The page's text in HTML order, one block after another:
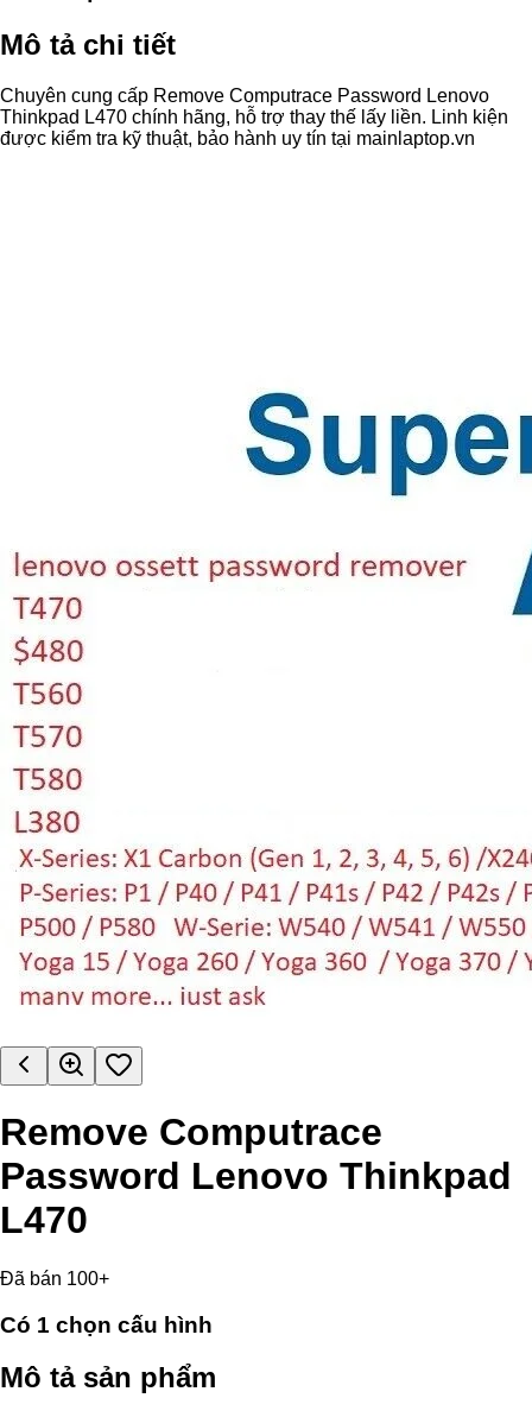
Mô tả chi tiết
Chuyên cung cấp Remove Computrace Password Lenovo
Thinkpad L470 chính hãng, hỗ trợ thay thế lấy liền. Linh kiện
được kiểm tra kỹ thuật, bảo hành uy tín tại mainlaptop.vn
Remove Computrace
Password Lenovo Thinkpad
L470
Đã bán 100+
Có 1 chọn cấu hình
Mô tả sản phẩm